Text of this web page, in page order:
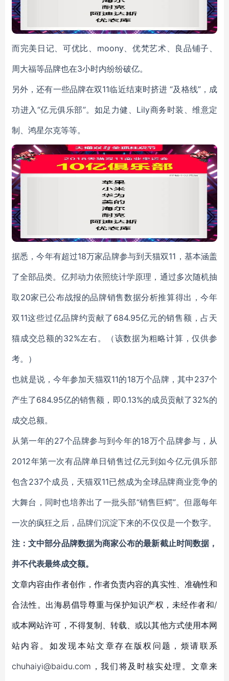
而完美日记、可优比、moony、优梵艺术、良品铺子、
周大福等品牌也在3小时内纷纷破亿。
另外，还有一些品牌在双11临近结束时挤进 “及格线”，成
功进入“亿元俱乐部”。如足力健、Lily商务时装、维意定
制、鸿星尔克等等。
据悉，今年有超过18万家品牌参与到天猫双11，基本涵盖
了全部品类。亿邦动力依照统计学原理，通过多次随机抽
取20家已公布战报的品牌销售数据分析推算得出，今年
双11这些过亿品牌约贡献了684.95亿元的销售额，占天
猫成交总额的32%左右。（该数据为粗略计算，仅供参
考。）
也就是说，今年参加天猫双11的18万个品牌，其中237个
产生了684.95亿的销售额，即0.13%的成员贡献了32%的
成交总额。
从第一年的27个品牌参与到今年的18万个品牌参与，从
2012年第一次有品牌单日销售过亿元到如今亿元俱乐部
包含237个成员，天猫双11已然成为全球品牌商业竞争的
大舞台，同时也培养出了一批头部“销售巨鳄”。但愿每年
一次的疯狂之后，品牌们沉淀下来的不仅仅是一个数字。
注：文中部分品牌数据为商家公布的最新截止时间数据，
并不代表最终成交额。
文章内容由作者创作，作者负责内容的真实性、准确性和
合法性。出海易倡导尊重与保护知识产权，未经作者和/
或本网站许可，不得复制、转载、或以其他方式使用本网
站内容。如发现本站文章存在版权问题，烦请联系
chuhaiyi@baidu.com，我们将及时核实处理。文章来